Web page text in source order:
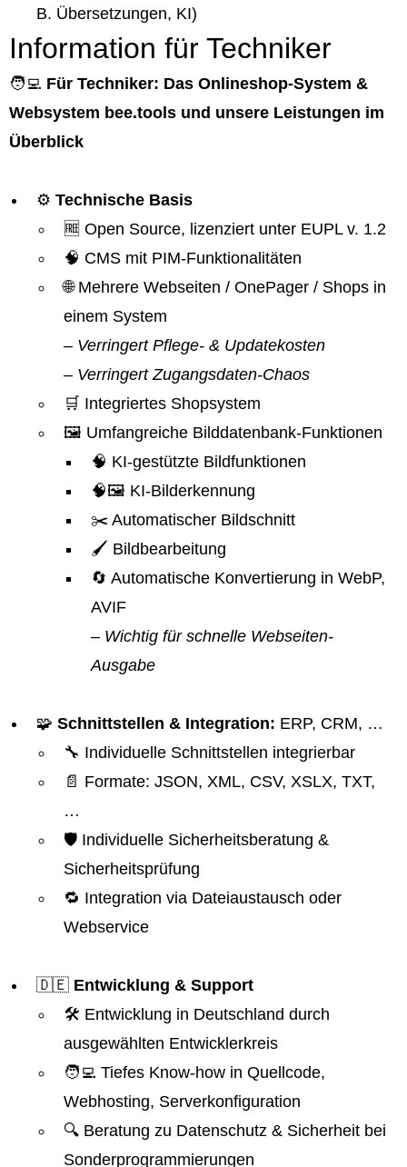
B. Übersetzungen, KI)
Information für Techniker
🧑‍💻 Für Techniker: Das Onlineshop-System &
Websystem bee.tools und unsere Leistungen im
Überblick
⚙️ Technische Basis
🆓 Open Source, lizenziert unter EUPL v. 1.2
🧠 CMS mit PIM-Funktionalitäten
🌐 Mehrere Webseiten / OnePager / Shops in
einem System
– Verringert Pflege- & Updatekosten
– Verringert Zugangsdaten-Chaos
🛒 Integriertes Shopsystem
🖼️ Umfangreiche Bilddatenbank-Funktionen
🧠 KI-gestützte Bildfunktionen
🧠🖼️ KI-Bilderkennung
✂️ Automatischer Bildschnitt
🖌️ Bildbearbeitung
🔄 Automatische Konvertierung in WebP,
AVIF
– Wichtig für schnelle Webseiten-
Ausgabe
🧩 Schnittstellen & Integration: ERP, CRM, …
🔧 Individuelle Schnittstellen integrierbar
📄 Formate: JSON, XML, CSV, XSLX, TXT,
…
🛡️ Individuelle Sicherheitsberatung &
Sicherheitsprüfung
🔁 Integration via Dateiaustausch oder
Webservice
🇩🇪 Entwicklung & Support
🛠️ Entwicklung in Deutschland durch
ausgewählten Entwicklerkreis
🧑‍💻 Tiefes Know-how in Quellcode,
Webhosting, Serverkonfiguration
🔍 Beratung zu Datenschutz & Sicherheit bei
Sonderprogrammierungen